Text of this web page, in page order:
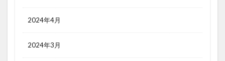
2024年4月
2024年3月